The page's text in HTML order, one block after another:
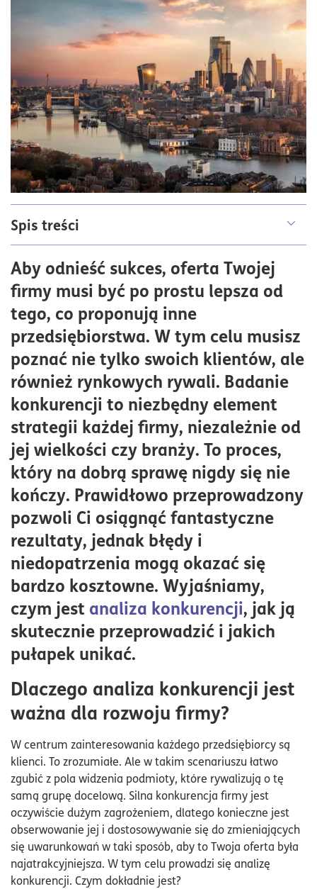
Spis treści
firmy?
Narzędzia wspomagające analizę konkurencji
Legalne i etyczne metody zbierania danych o
konkurencji
Na jakie aspekty działalności konkurentów warto
zwrócić uwagę?
Analiza SWOT w ocenie konkurencji
Jakie są najczęstsze błędy podczas analizy
konkurencji i jak ich uniknąć?
Jakie działania podjąć po przeprowadzeniu analizy?
Wpływ analizy konkurencji na strategię firmy
Aby odnieść sukces, oferta Twojej
firmy musi być po prostu lepsza od
tego, co proponują inne
przedsiębiorstwa. W tym celu musisz
poznać nie tylko swoich klientów, ale
również rynkowych rywali. Badanie
konkurencji to niezbędny element
strategii każdej firmy, niezależnie od
jej wielkości czy branży. To proces,
który na dobrą sprawę nigdy się nie
kończy. Prawidłowo przeprowadzony
pozwoli Ci osiągnąć fantastyczne
rezultaty, jednak błędy i
niedopatrzenia mogą okazać się
bardzo kosztowne. Wyjaśniamy,
czym jest analiza konkurencji, jak ją
skutecznie przeprowadzić i jakich
pułapek unikać.
Dlaczego analiza konkurencji jest
ważna dla rozwoju firmy?
W centrum zainteresowania każdego przedsiębiorcy są
klienci. To zrozumiałe. Ale w takim scenariuszu łatwo
zgubić z pola widzenia podmioty, które rywalizują o tę
samą grupę docelową. Silna konkurencja firmy jest
oczywiście dużym zagrożeniem, dlatego konieczne jest
obserwowanie jej i dostosowywanie się do zmieniających
się uwarunkowań w taki sposób, aby to Twoja oferta była
najatrakcyjniejsza. W tym celu prowadzi się analizę
konkurencji. Czym dokładnie jest?